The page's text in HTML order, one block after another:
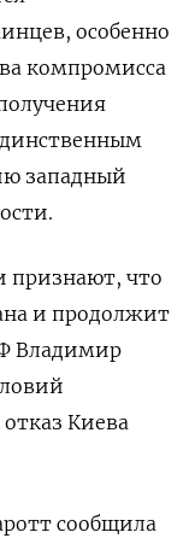
особенно
компромисса
западный
признают, что
и продолжит
Владимир
Киева
сообщила